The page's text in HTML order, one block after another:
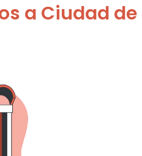
a Ciudad